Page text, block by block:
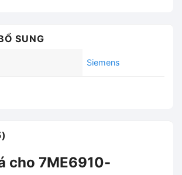
SUNG
Siemens
cho 7ME6910-